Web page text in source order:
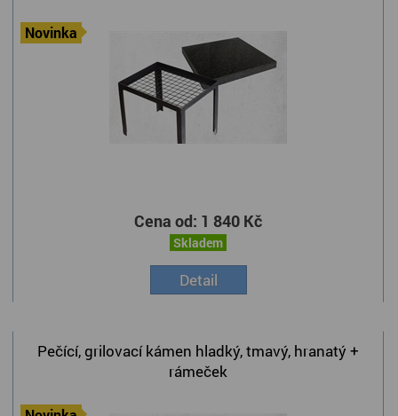
Novinka
Cena od: 1 840 Kč
Skladem
Detail
Pečící, grilovací kámen hladký, tmavý, hranatý +
rámeček